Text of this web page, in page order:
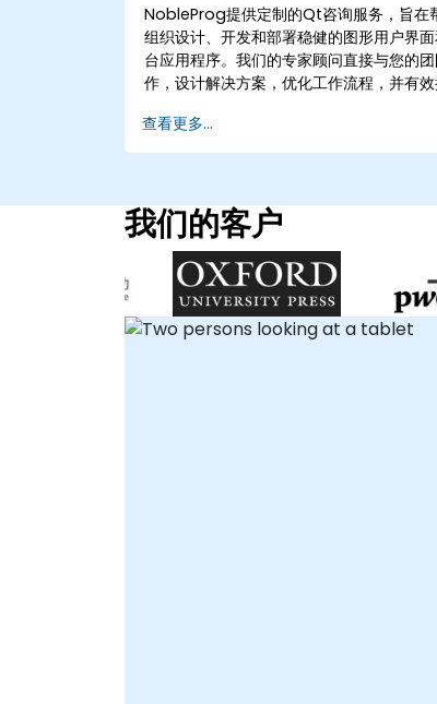
NobleProg提供定制的Qt咨询服务，旨在
组织设计、开发和部署稳健的图形用户界
台应用程序。我们的专家顾问直接与您的
作，设计解决方案，优化工作流程，并有
远程咨询，或提供现场咨询服务。我们的现
可在客户所在地或我们专用的公司设施进
查看更多...
我们的客户